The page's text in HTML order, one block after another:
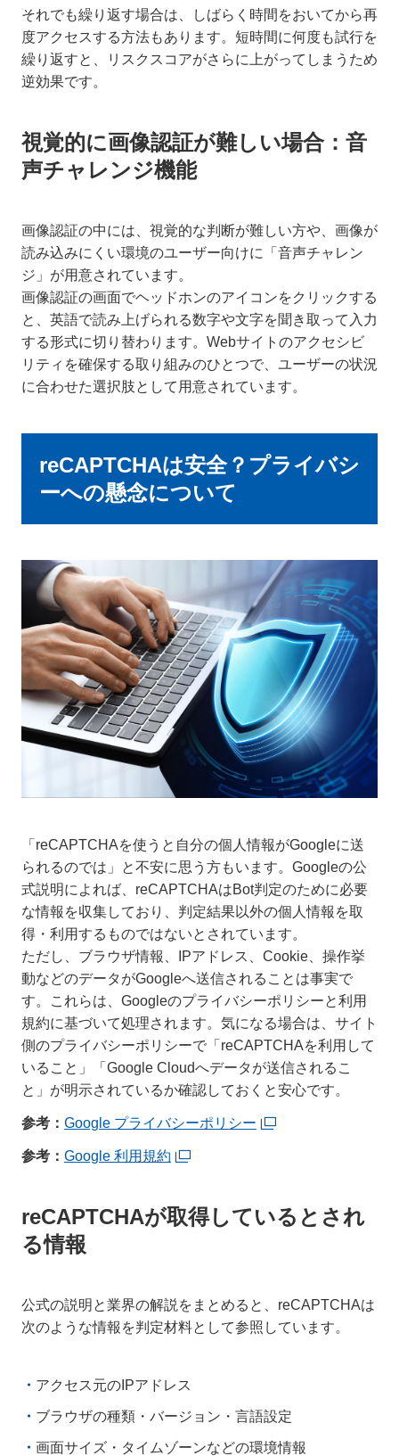
それでも繰り返す場合は、しばらく時間をおいてから再
度アクセスする方法もあります。短時間に何度も試行を
繰り返すと、リスクスコアがさらに上がってしまうため
逆効果です。
視覚的に画像認証が難しい場合：音
声チャレンジ機能
画像認証の中には、視覚的な判断が難しい方や、画像が
読み込みにくい環境のユーザー向けに「音声チャレン
ジ」が用意されています。
画像認証の画面でヘッドホンのアイコンをクリックする
と、英語で読み上げられる数字や文字を聞き取って入力
する形式に切り替わります。Webサイトのアクセシビ
リティを確保する取り組みのひとつで、ユーザーの状況
に合わせた選択肢として用意されています。
reCAPTCHAは安全？プライバシ
ーへの懸念について
「reCAPTCHAを使うと自分の個人情報がGoogleに送
られるのでは」と不安に思う方もいます。Googleの公
式説明によれば、reCAPTCHAはBot判定のために必要
な情報を収集しており、判定結果以外の個人情報を取
得・利用するものではないとされています。
ただし、ブラウザ情報、IPアドレス、Cookie、操作挙
動などのデータがGoogleへ送信されることは事実で
す。これらは、Googleのプライバシーポリシーと利用
規約に基づいて処理されます。気になる場合は、サイト
側のプライバシーポリシーで「reCAPTCHAを利用して
いること」「Google Cloudへデータが送信されるこ
と」が明示されているか確認しておくと安心です。
参考： Google プライバシーポリシー
参考： Google 利用規約
reCAPTCHAが取得しているとされ
る情報
公式の説明と業界の解説をまとめると、reCAPTCHAは
次のような情報を判定材料として参照しています。
アクセス元のIPアドレス
ブラウザの種類・バージョン・言語設定
画面サイズ・タイムゾーンなどの環境情報